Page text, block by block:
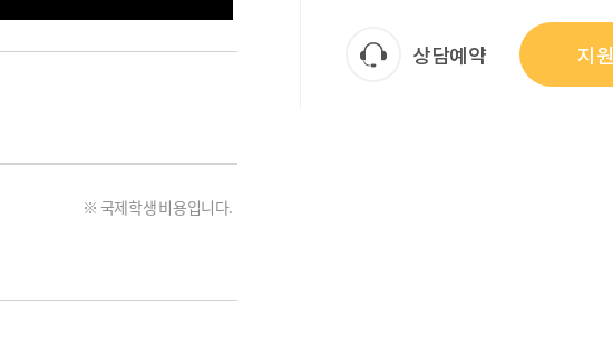
※ 국제학생 비용입니다.
상담예약 지